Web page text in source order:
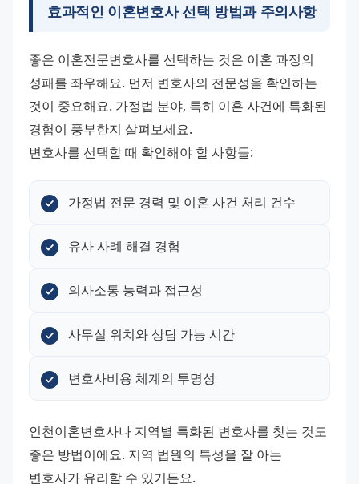
효과적인 이혼변호사 선택 방법과 주의사항
좋은 이혼전문변호사를 선택하는 것은 이혼 과정의
성패를 좌우해요. 먼저 변호사의 전문성을 확인하는
것이 중요해요. 가정법 분야, 특히 이혼 사건에 특화된
경험이 풍부한지 살펴보세요.
변호사를 선택할 때 확인해야 할 사항들:
가정법 전문 경력 및 이혼 사건 처리 건수
유사 사례 해결 경험
의사소통 능력과 접근성
사무실 위치와 상담 가능 시간
변호사비용 체계의 투명성
인천이혼변호사나 지역별 특화된 변호사를 찾는 것도
좋은 방법이에요. 지역 법원의 특성을 잘 아는
변호사가 유리할 수 있거든요.